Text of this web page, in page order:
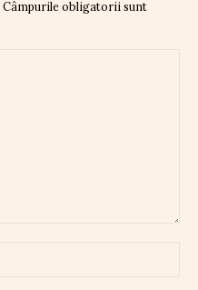
Câmpurile obligatorii sunt